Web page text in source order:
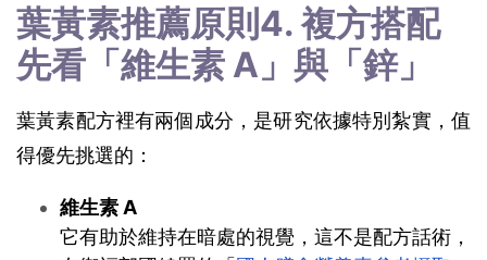
葉黃素推薦原則4. 複方搭配
先看「維生素 A」與「鋅」
葉黃素配方裡有兩個成分，是研究依據特別紮實，值
得優先挑選的：
維生素 A
它有助於維持在暗處的視覺，這不是配方話術，